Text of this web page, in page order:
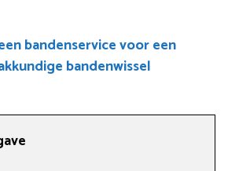
bandenservice voor een
bandenwissel